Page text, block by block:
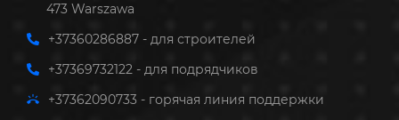
473 Warszawa
+37360286887 - для строителей
+37369732122 - для подрядчиков
+37362090733 - горячая линия поддержки